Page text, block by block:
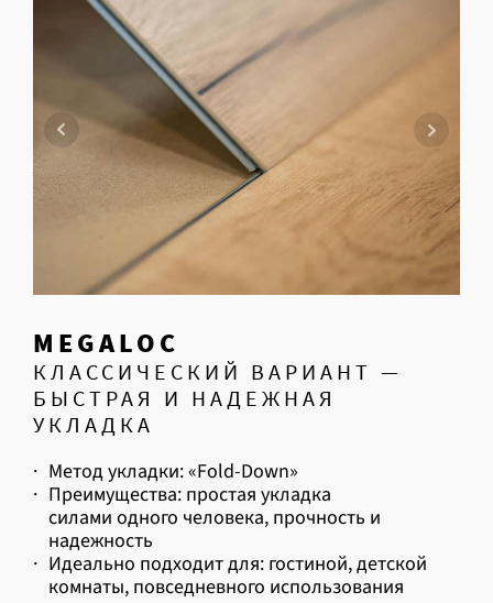
MEGALOC
КЛАССИЧЕСКИЙ ВАРИАНТ —
БЫСТРАЯ И НАДЕЖНАЯ
УКЛАДКА
· Метод укладки: «Fold-Down»
· Преимущества: простая укладка
силами одного человека, прочность и
надежность
· Идеально подходит для: гостиной, детской
комнаты, повседневного использования